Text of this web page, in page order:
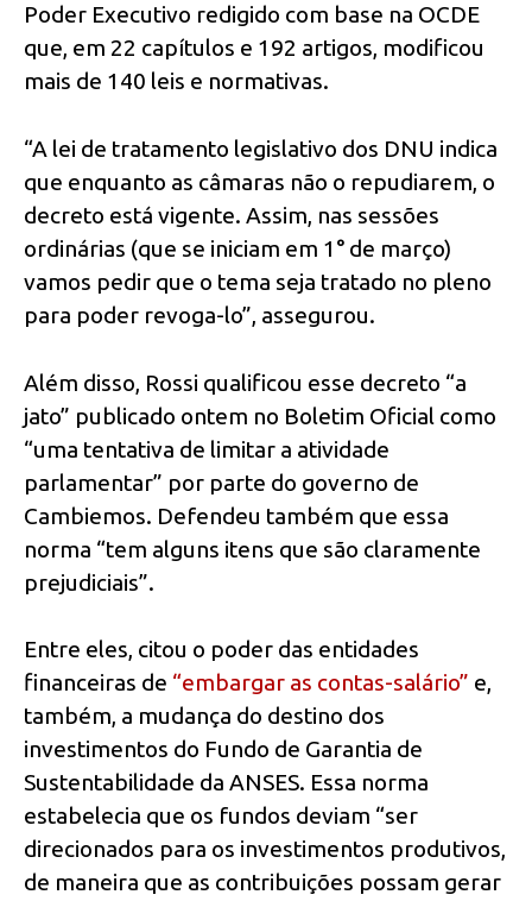
Poder Executivo redigido com base na OCDE
que, em 22 capítulos e 192 artigos, modificou
mais de 140 leis e normativas.
“A lei de tratamento legislativo dos DNU indica
que enquanto as câmaras não o repudiarem, o
decreto está vigente. Assim, nas sessões
ordinárias (que se iniciam em 1° de março)
vamos pedir que o tema seja tratado no pleno
para poder revoga-lo”, assegurou.
Além disso, Rossi qualificou esse decreto “a
jato” publicado ontem no Boletim Oficial como
“uma tentativa de limitar a atividade
parlamentar” por parte do governo de
Cambiemos. Defendeu também que essa
norma “tem alguns itens que são claramente
prejudiciais”.
Entre eles, citou o poder das entidades
financeiras de “embargar as contas-salário” e,
também, a mudança do destino dos
investimentos do Fundo de Garantia de
Sustentabilidade da ANSES. Essa norma
estabelecia que os fundos deviam “ser
direcionados para os investimentos produtivos,
de maneira que as contribuições possam gerar